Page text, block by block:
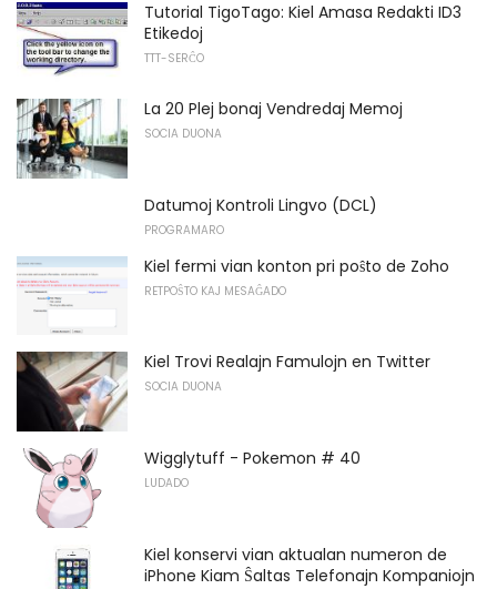
Tutorial TigoTago: Kiel Amasa Redakti ID3
Etikedoj
TTT-SERĈO
La 20 Plej bonaj Vendredaj Memoj
SOCIA DUONA
Datumoj Kontroli Lingvo (DCL)
PROGRAMARO
Kiel fermi vian konton pri poŝto de Zoho
RETPOŜTO KAJ MESAĜADO
Kiel Trovi Realajn Famulojn en Twitter
SOCIA DUONA
Wigglytuff - Pokemon # 40
LUDADO
Kiel konservi vian aktualan numeron de
iPhone Kiam Ŝaltas Telefonajn Kompaniojn